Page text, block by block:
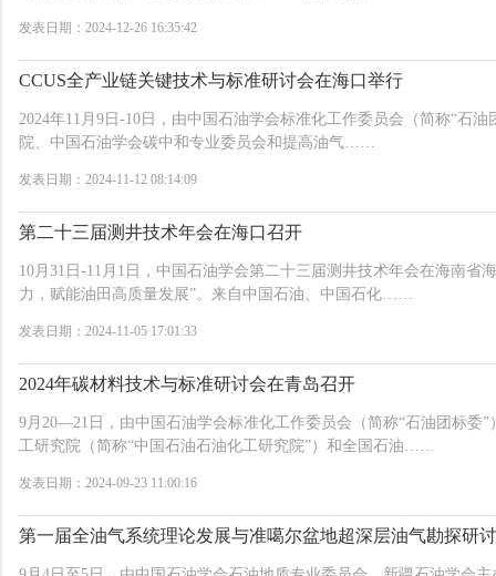
发表日期：2024-12-26 16:35:42
CCUS全产业链关键技术与标准研讨会在海口举行
2024年11月9日-10日，由中国石油学会标准化工作委员会（简称“石
院、中国石油学会碳中和专业委员会和提高油气……
发表日期：2024-11-12 08:14:09
第二十三届测井技术年会在海口召开
10月31日-11月1日，中国石油学会第二十三届测井技术年会在海南省
力，赋能油田高质量发展”。来自中国石油、中国石化……
发表日期：2024-11-05 17:01:33
2024年碳材料技术与标准研讨会在青岛召开
9月20—21日，由中国石油学会标准化工作委员会（简称“石油团标委
工研究院（简称“中国石油石油化工研究院”）和全国石油……
发表日期：2024-09-23 11:00:16
第一届全油气系统理论发展与准噶尔盆地超深层油气勘探研